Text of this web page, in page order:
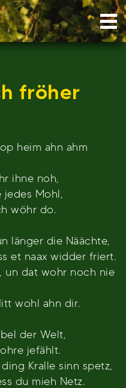
fröher
heim ahn ahm
ihne noh,
jedes Mohl,
wöhr do.
länger die Näächte,
et naax widder friert.
un dat wohr noch nie
wohl ahn dir.
der Welt,
jefählt.
ding Kralle sinn spetz,
du mieh Netz.